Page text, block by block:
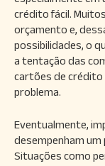
crédito fácil.
orçamento e,
possibilidades, o
a tentação das
cartões de crédito
problema.
Eventualmente,
desempenham
Situações como